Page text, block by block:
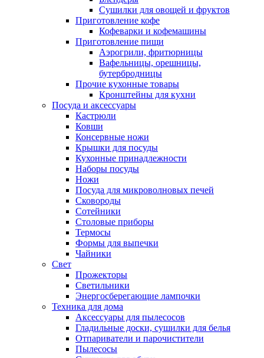
Сушилки для овощей и фруктов
Приготовление кофе
Кофеварки и кофемашины
Приготовление пищи
Аэрогрили, фритюрницы
Вафельницы, орешницы,
бутербродницы
Прочие кухонные товары
Кронштейны для кухни
Посуда и аксессуары
Кастрюли
Ковши
Консервные ножи
Крышки для посуды
Кухонные принадлежности
Наборы посуды
Ножи
Посуда для микроволновых печей
Сковороды
Сотейники
Столовые приборы
Термосы
Формы для выпечки
Чайники
Свет
Прожекторы
Светильники
Энергосберегающие лампочки
Техника для дома
Аксессуары для пылесосов
Гладильные доски, сушилки для белья
Отпариватели и парочистители
Пылесосы